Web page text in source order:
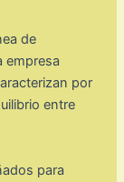
de
empresa
por
entre
para